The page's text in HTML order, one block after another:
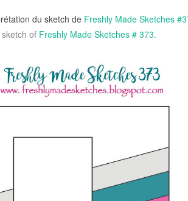
du sketch de Freshly Made Sketches
of Freshly Made Sketches # 373.